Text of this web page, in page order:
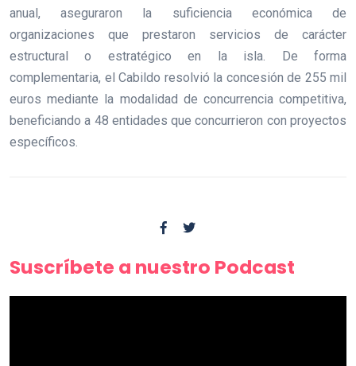
anual, aseguraron la suficiencia económica de
organizaciones que prestaron servicios de carácter
estructural o estratégico en la isla. De forma
complementaria, el Cabildo resolvió la concesión de 255 mil
euros mediante la modalidad de concurrencia competitiva,
beneficiando a 48 entidades que concurrieron con proyectos
específicos.
Suscríbete a nuestro Podcast